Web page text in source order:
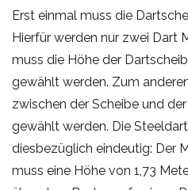
Erst einmal muss die
Hierfür werden nur zwei Dart
muss die Höhe der
gewählt werden. Zum
zwischen der Scheibe und
gewählt werden. Die
diesbezüglich eindeutig: Der
muss eine Höhe von 1,73